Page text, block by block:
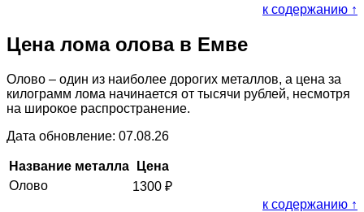
к содержанию ↑
Цена лома олова в Емве
Олово – один из наиболее дорогих металлов, а цена за
килограмм лома начинается от тысячи рублей, несмотря
на широкое распространение.
Дата обновление: 07.08.26
Название металла
Цена
Олово
1300 ₽
к содержанию ↑